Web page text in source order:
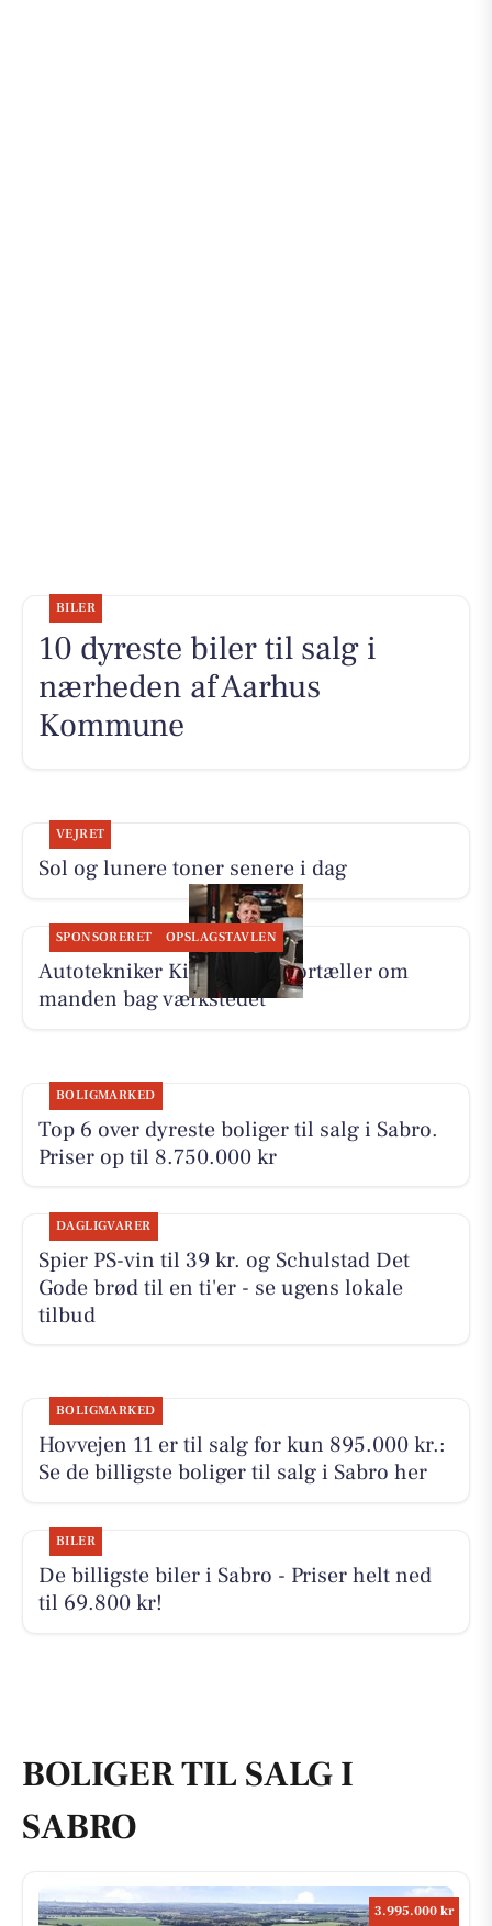
BILER
10 dyreste biler til salg i
nærheden af Aarhus
Kommune
VEJRET
Sol og lunere toner senere i dag
SPONSORERET OPSLAGSTAVLEN
Autotekniker Kim Skytthe fortæller om
manden bag værkstedet
BOLIGMARKED
Top 6 over dyreste boliger til salg i Sabro.
Priser op til 8.750.000 kr
DAGLIGVARER
Spier PS-vin til 39 kr. og Schulstad Det
Gode brød til en ti'er - se ugens lokale
tilbud
BOLIGMARKED
Hovvejen 11 er til salg for kun 895.000 kr.:
Se de billigste boliger til salg i Sabro her
BILER
De billigste biler i Sabro - Priser helt ned
til 69.800 kr!
BOLIGER TIL SALG I
SABRO
3.995.000 kr